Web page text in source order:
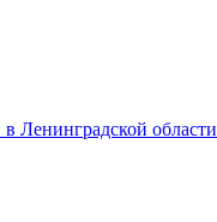
Ленинградской области